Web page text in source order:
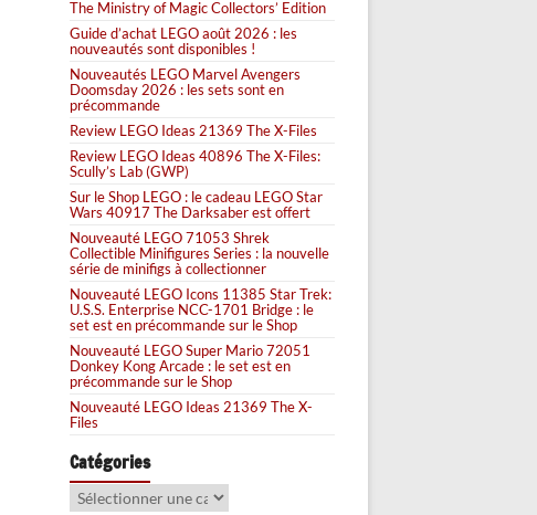
The Ministry of Magic Collectors’ Edition
Guide d’achat LEGO août 2026 : les
nouveautés sont disponibles !
Nouveautés LEGO Marvel Avengers
Doomsday 2026 : les sets sont en
précommande
Review LEGO Ideas 21369 The X-Files
Review LEGO Ideas 40896 The X-Files:
Scully’s Lab (GWP)
Sur le Shop LEGO : le cadeau LEGO Star
Wars 40917 The Darksaber est offert
Nouveauté LEGO 71053 Shrek
Collectible Minifigures Series : la nouvelle
série de minifigs à collectionner
Nouveauté LEGO Icons 11385 Star Trek:
U.S.S. Enterprise NCC-1701 Bridge : le
set est en précommande sur le Shop
Nouveauté LEGO Super Mario 72051
Donkey Kong Arcade : le set est en
précommande sur le Shop
Nouveauté LEGO Ideas 21369 The X-
Files
Catégories
Catégories